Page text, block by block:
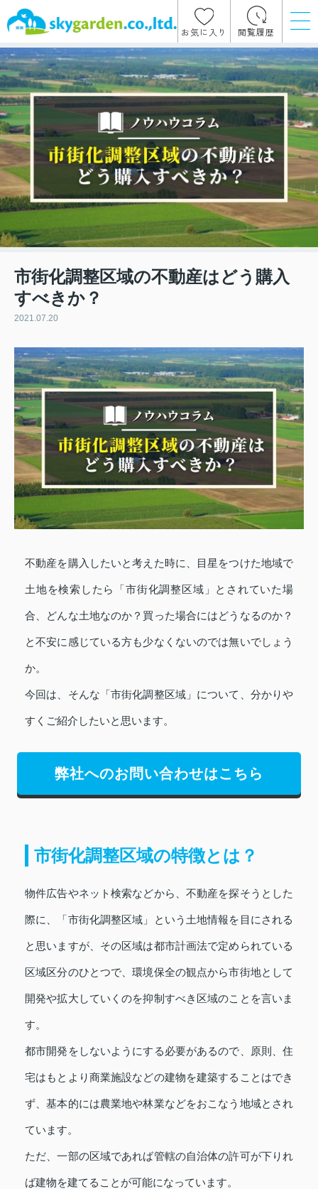
お気に入り 閲覧履歴
市街化調整区域の不動産はどう購入
すべきか？
2021.07.20
不動産を購入したいと考えた時に、目星をつけた地域で
土地を検索したら「市街化調整区域」とされていた場
合、どんな土地なのか？買った場合にはどうなるのか？
と不安に感じている方も少なくないのでは無いでしょう
か。
今回は、そんな「市街化調整区域」について、分かりや
すくご紹介したいと思います。
弊社へのお問い合わせはこちら
市街化調整区域の特徴とは？
物件広告やネット検索などから、不動産を探そうとした
際に、「市街化調整区域」という土地情報を目にされる
と思いますが、その区域は都市計画法で定められている
区域区分のひとつで、環境保全の観点から市街地として
開発や拡大していくのを抑制すべき区域のことを言いま
す。
都市開発をしないようにする必要があるので、原則、住
宅はもとより商業施設などの建物を建築することはでき
ず、基本的には農業地や林業などをおこなう地域とされ
ています。
ただ、一部の区域であれば管轄の自治体の許可が下りれ
ば建物を建てることが可能になっています。